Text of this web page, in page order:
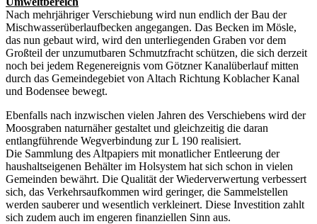
Nach mehrjähriger Verschiebung wird nun endlich der Bau der
Mischwasserüberlaufbecken angegangen. Das Becken im Mösle,
das nun gebaut wird, wird den unterliegenden Graben vor dem
Großteil der unzumutbaren Schmutzfracht schützen, die sich derzeit
noch bei jedem Regenereignis vom Götzner Kanalüberlauf mitten
durch das Gemeindegebiet von Altach Richtung Koblacher Kanal
und Bodensee bewegt.
Ebenfalls nach inzwischen vielen Jahren des Verschiebens wird der
Moosgraben naturnäher gestaltet und gleichzeitig die daran
entlangführende Wegverbindung zur L 190 realisiert.
Die Sammlung des Altpapiers mit monatlicher Entleerung der
haushaltseigenen Behälter im Holsystem hat sich schon in vielen
Gemeinden bewährt. Die Qualität der Wiederverwertung verbessert
sich, das Verkehrsaufkommen wird geringer, die Sammelstellen
werden sauberer und wesentlich verkleinert. Diese Investition zahlt
sich zudem auch im engeren finanziellen Sinn aus.